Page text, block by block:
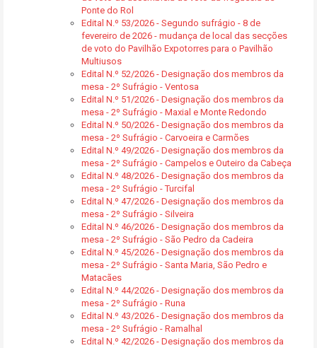
Ponte do Rol
Edital N.º 53/2026 - Segundo sufrágio - 8 de
fevereiro de 2026 - mudança de local das secções
de voto do Pavilhão Expotorres para o Pavilhão
Multiusos
Edital N.º 52/2026 - Designação dos membros da
mesa - 2º Sufrágio - Ventosa
Edital N.º 51/2026 - Designação dos membros da
mesa - 2º Sufrágio - Maxial e Monte Redondo
Edital N.º 50/2026 - Designação dos membros da
mesa - 2º Sufrágio - Carvoeira e Carmões
Edital N.º 49/2026 - Designação dos membros da
mesa - 2º Sufrágio - Campelos e Outeiro da Cabeça
Edital N.º 48/2026 - Designação dos membros da
mesa - 2º Sufrágio - Turcifal
Edital N.º 47/2026 - Designação dos membros da
mesa - 2º Sufrágio - Silveira
Edital N.º 46/2026 - Designação dos membros da
mesa - 2º Sufrágio - São Pedro da Cadeira
Edital N.º 45/2026 - Designação dos membros da
mesa - 2º Sufrágio - Santa Maria, São Pedro e
Matacães
Edital N.º 44/2026 - Designação dos membros da
mesa - 2º Sufrágio - Runa
Edital N.º 43/2026 - Designação dos membros da
mesa - 2º Sufrágio - Ramalhal
Edital N.º 42/2026 - Designação dos membros da